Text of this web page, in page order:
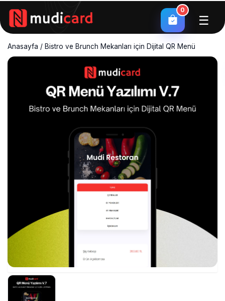
☰
0
Anasayfa / Bistro ve Brunch Mekanları için Dijital QR Menü